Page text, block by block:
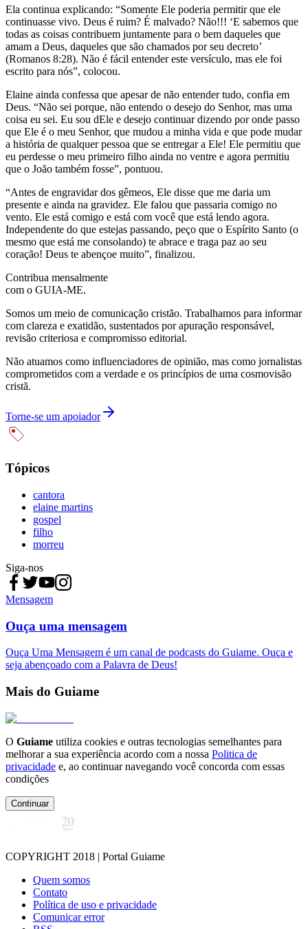
Ela continua explicando: “Somente Ele poderia permitir que ele
continuasse vivo. Deus é ruim? É malvado? Não!!! ‘E sabemos que
todas as coisas contribuem juntamente para o bem daqueles que
amam a Deus, daqueles que são chamados por seu decreto’
(‭‭Romanos‬ ‭8:28‬). Não é fácil entender este versículo, mas ele foi
escrito para nós”, colocou.
Elaine ainda confessa que apesar de não entender tudo, confia em
Deus. “Não sei porque, não entendo o desejo do Senhor, mas uma
coisa eu sei. Eu sou dEle e desejo continuar dizendo por onde passo
que Ele é o meu Senhor, que mudou a minha vida e que pode mudar
a história de qualquer pessoa que se entregar a Ele! Ele permitiu que
eu perdesse o meu primeiro filho ainda no ventre e agora permitiu
que o João também fosse”, pontuou.
“Antes de engravidar dos gêmeos, Ele disse que me daria um
presente e ainda na gravidez. Ele falou que passaria comigo no
vento. Ele está comigo e está com você que está lendo agora.
Independente do que estejas passando, peço que o Espírito Santo (o
mesmo que está me consolando) te abrace e traga paz ao seu
coração! Deus te abençoe muito”, finalizou.
Contribua mensalmente
com o GUIA-ME.
Somos um meio de comunicação cristão. Trabalhamos para informar
com clareza e exatidão, sustentados por apuração responsável,
revisão criteriosa e compromisso editorial.
Não atuamos como influenciadores de opinião, mas como jornalistas
comprometidos com a verdade e os princípios de uma cosmovisão
cristã.
Torne-se um apoiador
Tópicos
cantora
elaine martins
gospel
filho
morreu
Siga-nos
Mensagem
Ouça uma mensagem
Ouça Uma Mensagem é um canal de podcasts do Guiame. Ouça e
seja abençoado com a Palavra de Deus!
Mais do Guiame
O Guiame utiliza cookies e outras tecnologias semelhantes para
melhorar a sua experiência acordo com a nossa Politica de
privacidade e, ao continuar navegando você concorda com essas
condições
Continuar
COPYRIGHT 2018 | Portal Guiame
Quem somos
Contato
Política de uso e privacidade
Comunicar error